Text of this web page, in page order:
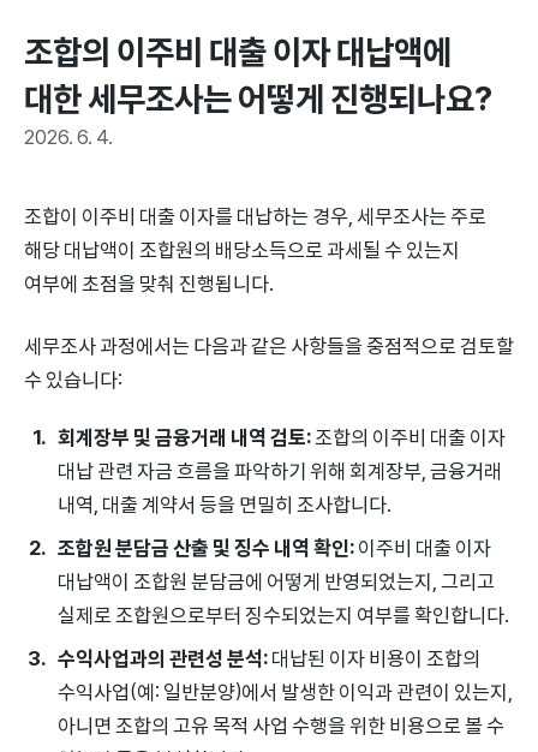
조합의 이주비 대출 이자 대납액에
대한 세무조사는 어떻게 진행되나요?
2026. 6. 4.
조합이 이주비 대출 이자를 대납하는 경우, 세무조사는 주로
해당 대납액이 조합원의 배당소득으로 과세될 수 있는지
여부에 초점을 맞춰 진행됩니다.
세무조사 과정에서는 다음과 같은 사항들을 중점적으로 검토할
수 있습니다:
회계장부 및 금융거래 내역 검토:조합의 이주비 대출 이자
대납 관련 자금 흐름을 파악하기 위해 회계장부, 금융거래
내역, 대출 계약서 등을 면밀히 조사합니다.
조합원 분담금 산출 및 징수 내역 확인:이주비 대출 이자
대납액이 조합원 분담금에 어떻게 반영되었는지, 그리고
실제로 조합원으로부터 징수되었는지 여부를 확인합니다.
수익사업과의 관련성 분석:대납된 이자 비용이 조합의
수익사업(예: 일반분양)에서 발생한 이익과 관련이 있는지,
아니면 조합의 고유 목적 사업 수행을 위한 비용으로 볼 수